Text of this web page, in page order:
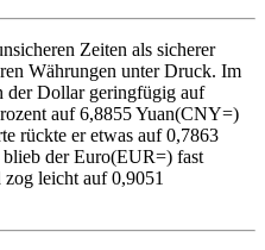
Zeiten als sicherer
Währungen unter Druck. Im
der Dollar geringfügig auf
auf 6,8855 Yuan(CNY=)
rückte er etwas auf 0,7863
der Euro(EUR=) fast
leicht auf 0,9051